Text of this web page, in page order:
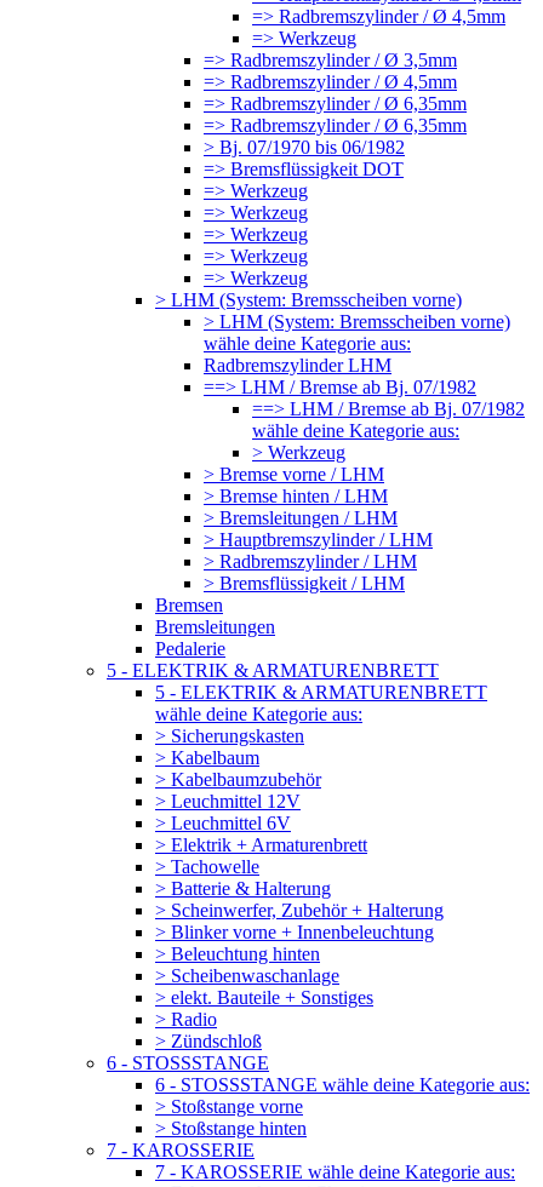
=> Radbremszylinder / Ø 4,5mm
=> Werkzeug
=> Radbremszylinder / Ø 3,5mm
=> Radbremszylinder / Ø 4,5mm
=> Radbremszylinder / Ø 6,35mm
=> Radbremszylinder / Ø 6,35mm
> Bj. 07/1970 bis 06/1982
=> Bremsflüssigkeit DOT
=> Werkzeug
=> Werkzeug
=> Werkzeug
=> Werkzeug
=> Werkzeug
> LHM (System: Bremsscheiben vorne)
> LHM (System: Bremsscheiben vorne)
wähle deine Kategorie aus:
Radbremszylinder LHM
==> LHM / Bremse ab Bj. 07/1982
==> LHM / Bremse ab Bj. 07/1982
wähle deine Kategorie aus:
> Werkzeug
> Bremse vorne / LHM
> Bremse hinten / LHM
> Bremsleitungen / LHM
> Hauptbremszylinder / LHM
> Radbremszylinder / LHM
> Bremsflüssigkeit / LHM
Bremsen
Bremsleitungen
Pedalerie
5 - ELEKTRIK & ARMATURENBRETT
5 - ELEKTRIK & ARMATURENBRETT
wähle deine Kategorie aus:
> Sicherungskasten
> Kabelbaum
> Kabelbaumzubehör
> Leuchmittel 12V
> Leuchmittel 6V
> Elektrik + Armaturenbrett
> Tachowelle
> Batterie & Halterung
> Scheinwerfer, Zubehör + Halterung
> Blinker vorne + Innenbeleuchtung
> Beleuchtung hinten
> Scheibenwaschanlage
> elekt. Bauteile + Sonstiges
> Radio
> Zündschloß
6 - STOSSSTANGE
6 - STOSSSTANGE wähle deine Kategorie aus:
> Stoßstange vorne
> Stoßstange hinten
7 - KAROSSERIE
7 - KAROSSERIE wähle deine Kategorie aus: